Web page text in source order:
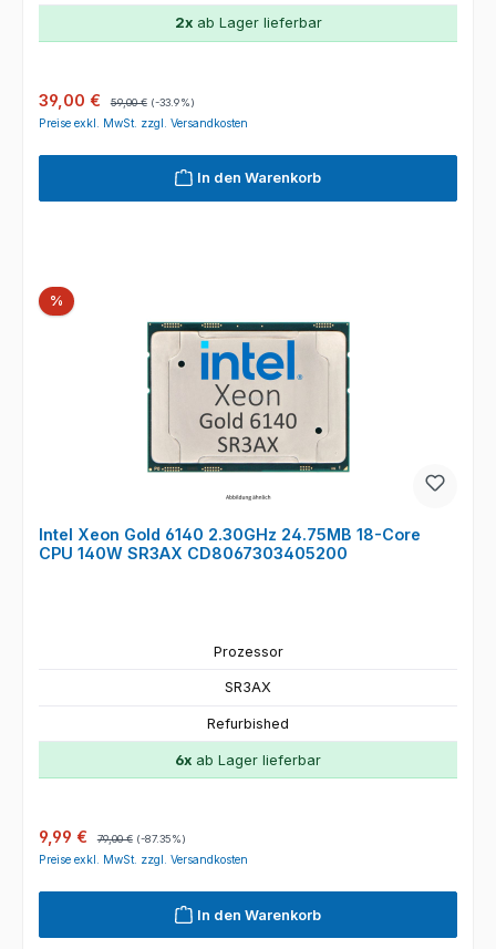
2xab Lager lieferbar
Verkaufspreis:
39,00 € 59,00 € (-33.9%)
Preise exkl. MwSt. zzgl. Versandkosten
In den Warenkorb
%Rabatt
Intel Xeon Gold 6140 2.30GHz 24.75MB 18-Core
CPU 140W SR3AX CD8067303405200
Prozessor
SR3AX
Refurbished
6x ab Lager lieferbar
Verkaufspreis:
9,99 € 79,00 € (-87.35%)
Preise exkl. MwSt. zzgl. Versandkosten
In den Warenkorb